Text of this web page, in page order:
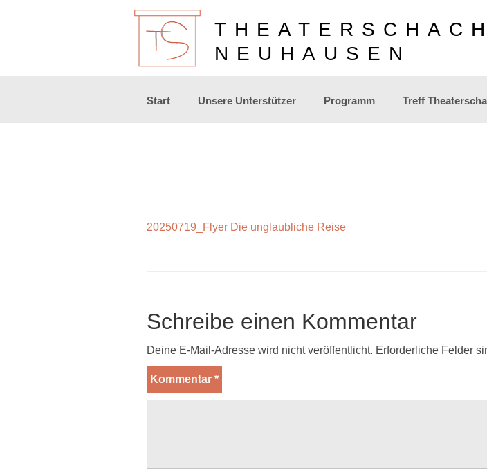
NEUHAUSEN
Zum
Start Unsere Unterstützer Programm Treff
20250719_Flyer Die unglaubliche Reise
Schreibe einen Kommentar
Deine E-Mail-Adresse wird nicht veröffentlicht. Erforderliche Felder
Kommentar *